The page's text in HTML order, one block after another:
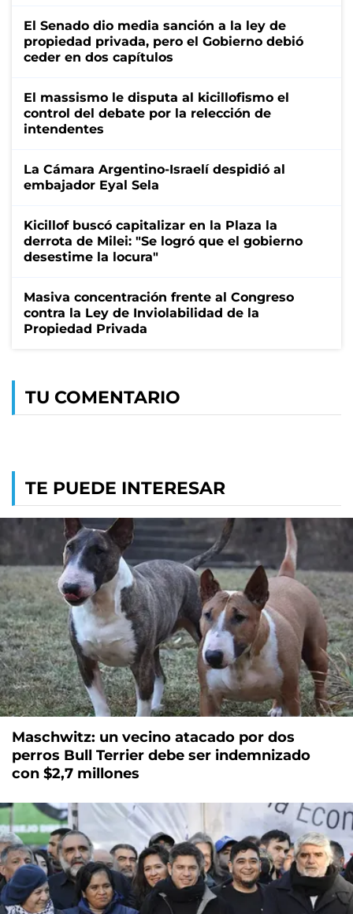
El Senado dio media sanción a la ley de
propiedad privada, pero el Gobierno debió
ceder en dos capítulos
El massismo le disputa al kicillofismo el
control del debate por la relección de
intendentes
La Cámara Argentino-Israelí despidió al
embajador Eyal Sela
Kicillof buscó capitalizar en la Plaza la
derrota de Milei: "Se logró que el gobierno
desestime la locura"
Masiva concentración frente al Congreso
contra la Ley de Inviolabilidad de la
Propiedad Privada
TU COMENTARIO
TE PUEDE INTERESAR
Maschwitz: un vecino atacado por dos
perros Bull Terrier debe ser indemnizado
con $2,7 millones